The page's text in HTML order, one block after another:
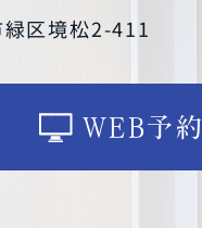
区境松2-411
WEB予約